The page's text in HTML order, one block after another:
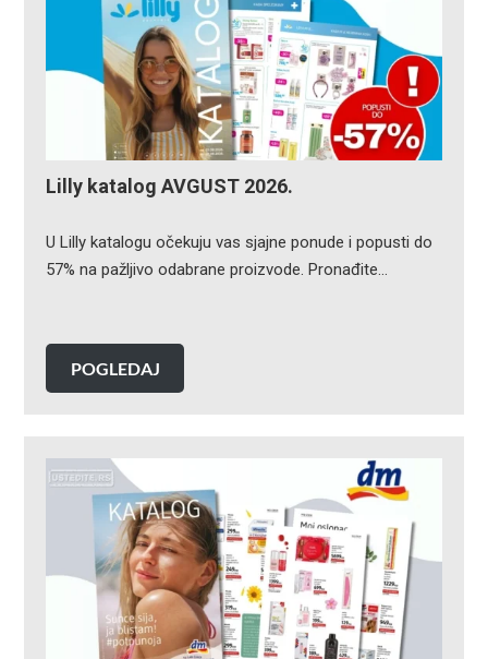
Lilly katalog AVGUST 2026.
U Lilly katalogu očekuju vas sjajne ponude i popusti do
57% na pažljivo odabrane proizvode. Pronađite…
POGLEDAJ